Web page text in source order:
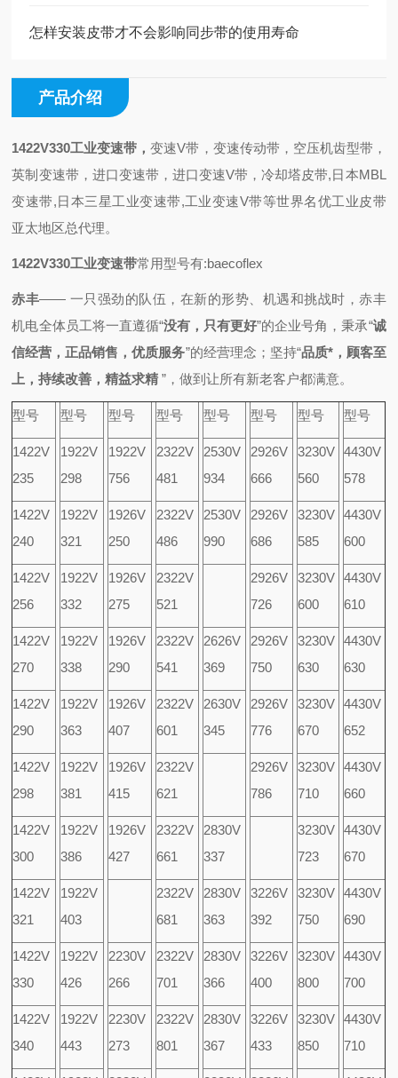
怎样安装皮带才不会影响同步带的使用寿命
产品介绍
1422V330工业变速带 ，变速V带，变速传动带，空压机齿型带，
英制变速带，进口变速带，进口变速V带，冷却塔皮带,日本MBL
变速带,日本三星工业变速带,工业变速V带等世界名优工业皮带
亚太地区总代理。
1422V330工业变速带常用型号有:baecoflex
赤丰—— 一只强劲的队伍， 在新的形势、机遇和挑战时，赤丰
机电全体员工将一直遵循“没有，只有更好”的企业号角，秉承“诚
信经营，正品销售，优质服务”的经营理念； 坚持“品质*，顾客至
上，持续改善，精益求精 ”，做到让所有新老客户都满意。
型号 型号 型号 型号 型号 型号 型号 型号
1422V
235
1922V
298
1922V
756
2322V
481
2530V
934
2926V
666
3230V
560
4430V
578
1422V
240
1922V
321
1926V
250
2322V
486
2530V
990
2926V
686
3230V
585
4430V
600
1422V
256
1922V
332
1926V
275
2322V
521
2926V
726
3230V
600
4430V
610
1422V
270
1922V
338
1926V
290
2322V
541
2626V
369
2926V
750
3230V
630
4430V
630
1422V
290
1922V
363
1926V
407
2322V
601
2630V
345
2926V
776
3230V
670
4430V
652
1422V
298
1922V
381
1926V
415
2322V
621
2926V
786
3230V
710
4430V
660
1422V
300
1922V
386
1926V
427
2322V
661
2830V
337
3230V
723
4430V
670
1422V
321
1922V
403
2322V
681
2830V
363
3226V
392
3230V
750
4430V
690
1422V
330
1922V
426
2230V
266
2322V
701
2830V
366
3226V
400
3230V
800
4430V
700
1422V
340
1922V
443
2230V
273
2322V
801
2830V
367
3226V
433
3230V
850
4430V
710